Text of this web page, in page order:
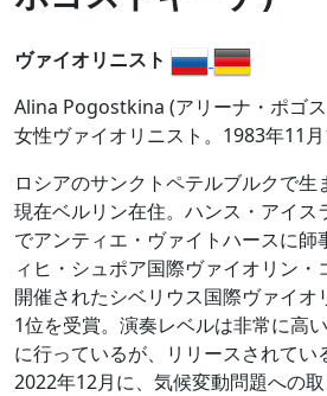
ヴァイオリニスト
Alina Pogostkina (アリーナ・ポゴ
女性ヴァイオリニスト。1983年11月
ロシアのサンクトペテルブルクで生
現在ベルリン在住。ハンス・アイス
でアンティエ・ヴァイトハースに
ィヒ・シュポア国際ヴァイオリン
開催されたシベリウス国際ヴァイオ
1位を受賞。演奏レベルは非常に高
に行っているが、リリースされてい
2022年12月に、気候変動問題への取